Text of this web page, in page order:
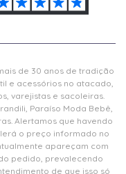
de 30 anos de tradição
e acessórios no atacado,
varejistas e sacoleiras.
Paraíso Moda Bebê,
Alertamos que havendo
o preço informado no
apareçam com
pedido, prevalecendo
de que isso só